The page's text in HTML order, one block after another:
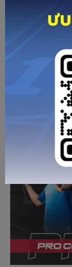
Asia
tế dành cho
Từ 28/07/2026,
chính thức diễn
nhiều quốc gia